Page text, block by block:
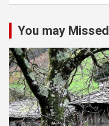
You may Missed